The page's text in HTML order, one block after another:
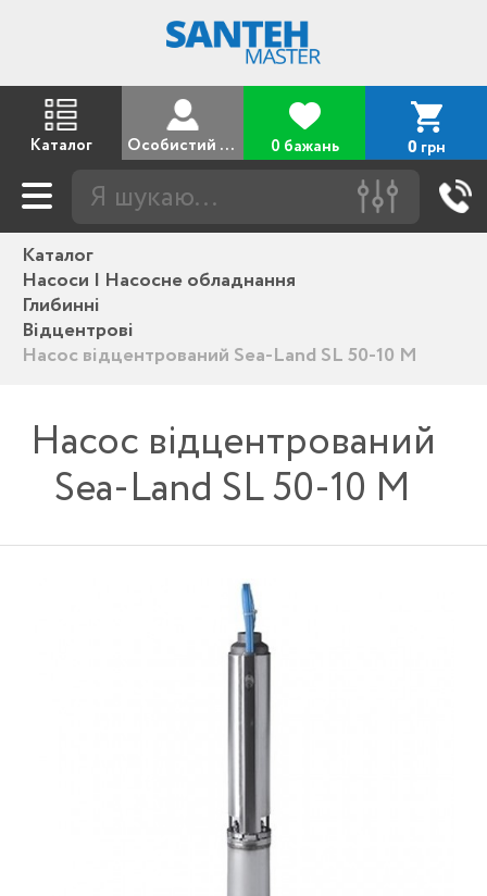
Каталог Особистий кабінет 0 бажань 0 грн
Каталог
Насоси | Насосне обладнання
Глибинні
Відцентрові
Насос відцентрований Sea-Land SL 50-10 M
Насос відцентрований
Sea-Land SL 50-10 M